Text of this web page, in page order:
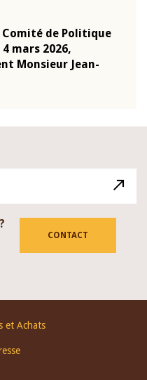
de Politique
mars 2026,
Monsieur Jean-
CONTACT
et Achats